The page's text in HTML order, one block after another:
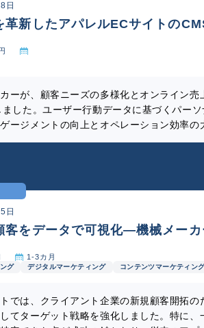
日
革新したアパレルECサイトの
ーが、顧客ニーズの多様化とオンライン
した。ユーザー行動データに基づくパー
ージメントの向上とオペレーション効率
日
客をデータで可視化―機械メー
1-3カ月
グ デジタルマーケティング コンテンツマーケティン
では、クライアント企業の新規顧客開拓
てターゲット戦略を強化しました。特に